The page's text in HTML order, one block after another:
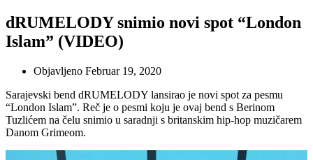
dRUMELODY snimio novi spot “London
Islam” (VIDEO)
Objavljeno Februar 19, 2020
Sarajevski bend dRUMELODY lansirao je novi spot za pesmu
“London Islam”. Reč je o pesmi koju je ovaj bend s Berinom
Tuzlićem na čelu snimio u saradnji s britanskim hip-hop muzičarem
Danom Grimeom.